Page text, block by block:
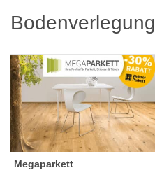
Bodenverlegung
Megaparkett